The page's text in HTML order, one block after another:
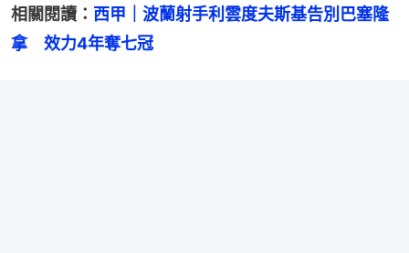
相關閱讀： 西甲｜波蘭射手利雲度夫斯基告別巴塞隆
拿　效力4年奪七冠